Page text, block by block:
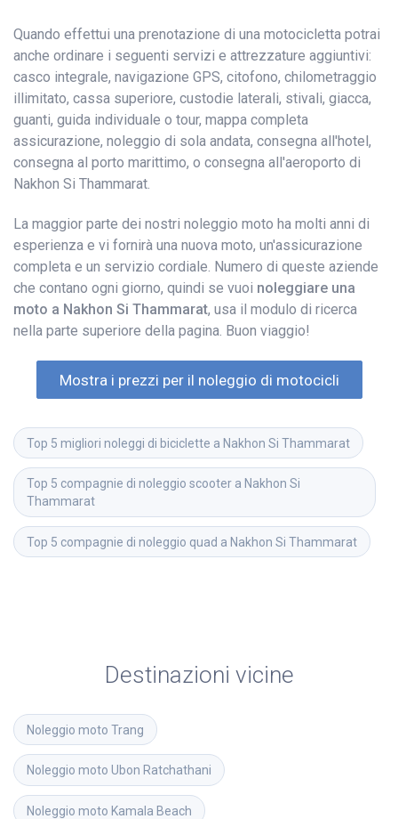
Quando effettui una prenotazione di una motocicletta potrai
anche ordinare i seguenti servizi e attrezzature aggiuntivi:
casco integrale, navigazione GPS, citofono, chilometraggio
illimitato, cassa superiore, custodie laterali, stivali, giacca,
guanti, guida individuale o tour, mappa completa
assicurazione, noleggio di sola andata, consegna all'hotel,
consegna al porto marittimo, o consegna all'aeroporto di
Nakhon Si Thammarat.
La maggior parte dei nostri noleggio moto ha molti anni di
esperienza e vi fornirà una nuova moto, un'assicurazione
completa e un servizio cordiale. Numero di queste aziende
che contano ogni giorno, quindi se vuoi noleggiare una
moto a Nakhon Si Thammarat, usa il modulo di ricerca
nella parte superiore della pagina. Buon viaggio!
Mostra i prezzi per il noleggio di motocicli
Top 5 migliori noleggi di biciclette a Nakhon Si Thammarat
Top 5 compagnie di noleggio scooter a Nakhon Si
Thammarat
Top 5 compagnie di noleggio quad a Nakhon Si Thammarat
Destinazioni vicine
Noleggio moto Trang
Noleggio moto Ubon Ratchathani
Noleggio moto Kamala Beach